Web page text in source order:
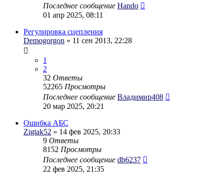
Последнее сообщение Hando
01 апр 2025, 08:11
Регулировка сцепления
Demogorgon » 11 сен 2013, 22:28
1
2
32 Ответы
52265 Просмотры
Последнее сообщение Владимир408
20 мар 2025, 20:21
Ошибка АБС
Zigtak52 » 14 фев 2025, 20:33
9 Ответы
8152 Просмотры
Последнее сообщение db6237
22 фев 2025, 21:35